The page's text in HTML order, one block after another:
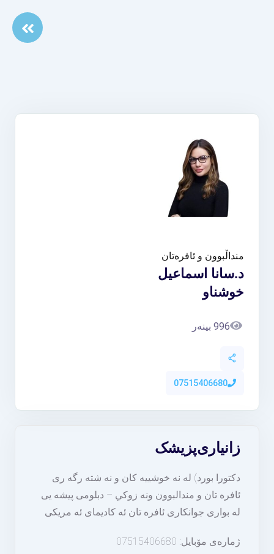
منداڵبوون و ئافرەتان
د.سانا اسماعيل
خوشناو
996 بینەر
07515406680
پزیشکزانیاری
دكتورا بورد) له نه خوشییه كان و نه شته رگه ری
ئافره تان و مندالبوون ونه زوكي – دبلومی پیشه یی
له بواری جوانکاری ئافره تان ئه کادیمای ئه مریکی
ژمارەی مۆبایل: 07515406680